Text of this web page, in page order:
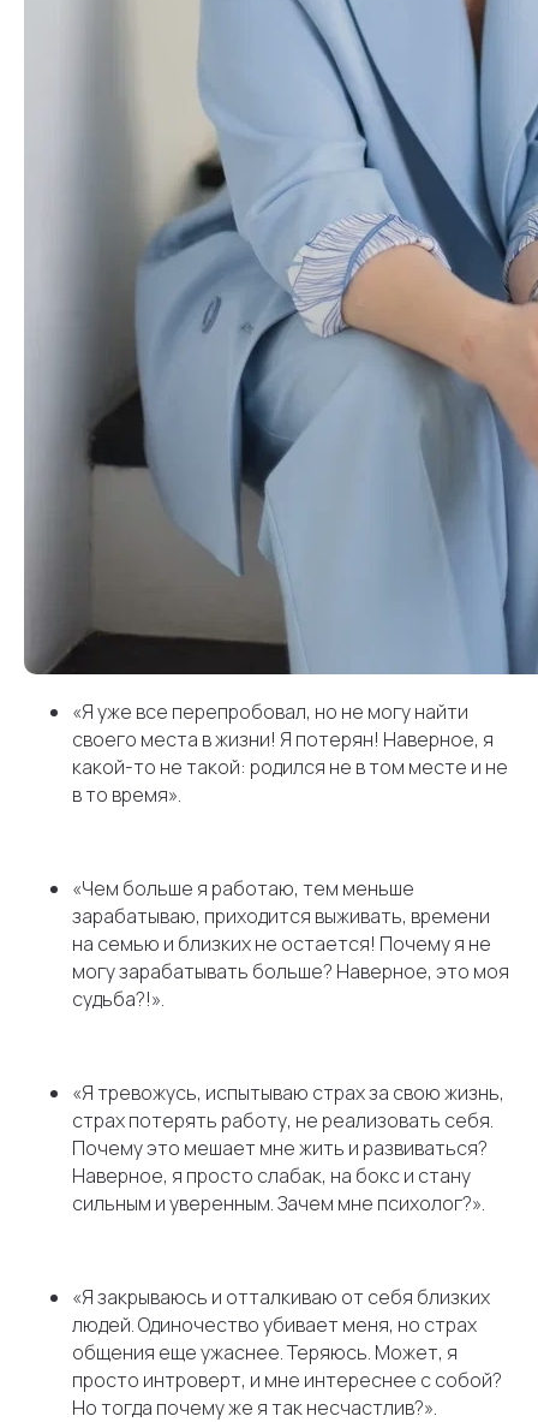
«Я уже все перепробовал, но не могу найти
своего места в жизни! Я потерян! Наверное, я
какой-то не такой: родился не в том месте и не
в то время».
«Чем больше я работаю, тем меньше
зарабатываю, приходится выживать, времени
на семью и близких не остается! Почему я не
могу зарабатывать больше? Наверное, это моя
судьба?!».
«Я тревожусь, испытываю страх за свою жизнь,
страх потерять работу, не реализовать себя.
Почему это мешает мне жить и развиваться?
Наверное, я просто слабак, на бокс и стану
сильным и уверенным. Зачем мне психолог?».
«Я закрываюсь и отталкиваю от себя близких
людей. Одиночество убивает меня, но страх
общения еще ужаснее. Теряюсь. Может, я
просто интроверт, и мне интереснее с собой?
Но тогда почему же я так несчастлив?».
Разовая
консультация
Меню